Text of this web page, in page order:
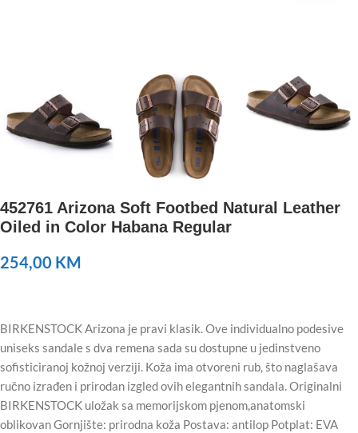
452761 Arizona Soft Footbed Natural Leather
Oiled in Color Habana Regular
254,00 KM
BIRKENSTOCK Arizona je pravi klasik. Ove individualno podesive
uniseks sandale s dva remena sada su dostupne u jedinstveno
sofisticiranoj kožnoj verziji. Koža ima otvoreni rub, što naglašava
ručno izrađen i prirodan izgled ovih elegantnih sandala. Originalni
BIRKENSTOCK uložak sa memorijskom pjenom,anatomski
oblikovan Gornjište: prirodna koža Postava: antilop Potplat: EVA